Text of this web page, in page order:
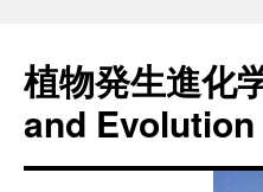
植物発生進化
and Evolution